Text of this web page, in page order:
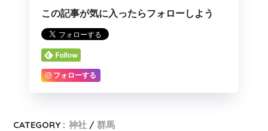
この記事が気に入ったらフォローしよう
フォローする
CATEGORY : 神社
群馬